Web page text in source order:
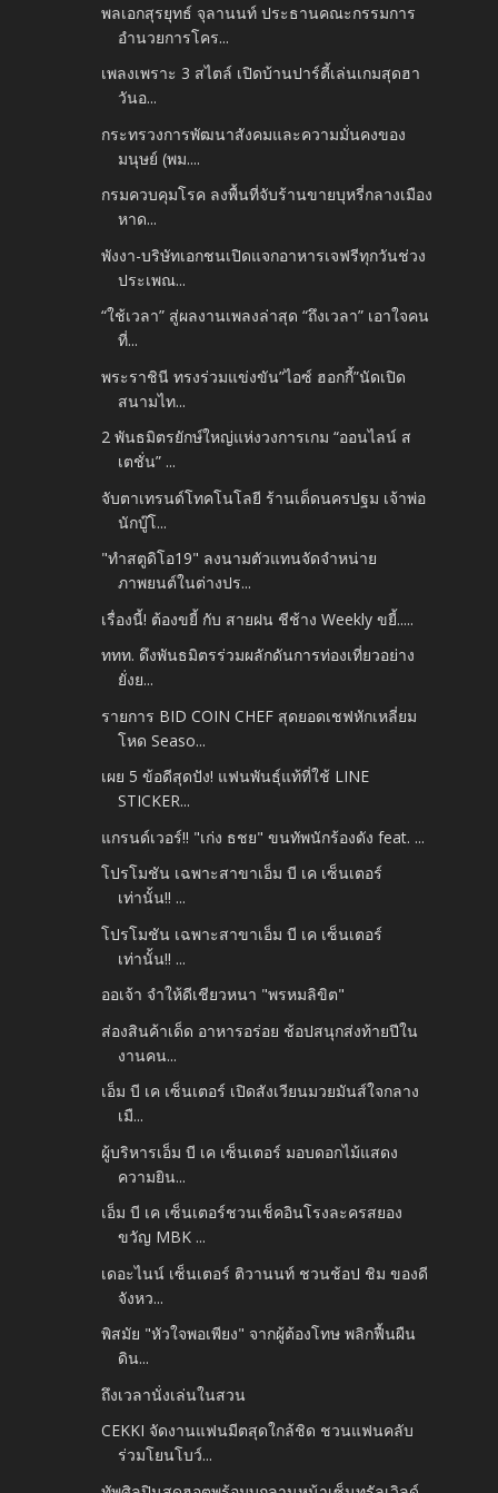
พลเอกสุรยุทธ์ จุลานนท์ ประธานคณะกรรมการ
อำนวยการโคร...
เพลงเพราะ 3 สไตล์ เปิดบ้านปาร์ตี้เล่นเกมสุดฮา
วันอ...
กระทรวงการพัฒนาสังคมและ​ความมั่นคงของ​
มนุษย์​ (พม....
กรมควบคุมโรค ลงพื้นที่จับร้านขายบุหรี่กลางเมือง
หาด...
พังงา-บริษัทเอกชนเปิดแจกอาหารเจฟรีทุกวันช่วง
ประเพณ...
“ใช้เวลา” สู่ผลงานเพลงล่าสุด “ถึงเวลา” เอาใจคน
ที่...
พระราชินี ทรงร่วมแข่งขัน”ไอซ์ ฮอกกี้”นัดเปิด
สนามไท...
2 พันธมิตรยักษ์ใหญ่แห่งวงการเกม “ออนไลน์ ส
เตชั่น” ...
จับตาเทรนด์โทคโนโลยี ร้านเด็ดนครปฐม เจ้าพ่อ
นักบู๊โ...
"ทำสตูดิโอ19" ลงนามตัวแทนจัดจำหน่าย
ภาพยนต์ในต่างปร...
เรื่องนี้! ต้องขยี้ กับ สายฝน ชีช้าง Weekly ขยี้.....
ททท. ดึงพันธมิตรร่วมผลักดันการท่องเที่ยวอย่าง
ยั่งย...
รายการ BID COIN CHEF สุดยอดเชฟหักเหลี่ยม
โหด Seaso...
เผย 5 ข้อดีสุดปัง! แฟนพันธุ์แท้ที่ใช้ LINE
STICKER...
แกรนด์เวอร์!! "เก่ง​ ธชย" ขนทัพนักร้องดัง​ feat.​ ...
โปรโมชัน เฉพาะสาขาเอ็ม บี เค เซ็นเตอร์
เท่านั้น!! ...
โปรโมชัน เฉพาะสาขาเอ็ม บี เค เซ็นเตอร์
เท่านั้น!! ...
ออเจ้า จำให้ดีเชียวหนา "พรหมลิขิต"
ส่องสินค้าเด็ด อาหารอร่อย ช้อปสนุกส่งท้ายปีใน
งานคน...
เอ็ม บี เค เซ็นเตอร์ เปิดสังเวียนมวยมันส์ใจกลาง
เมื...
ผู้บริหารเอ็ม บี เค เซ็นเตอร์ มอบดอกไม้แสดง
ความยิน...
เอ็ม บี เค เซ็นเตอร์ชวนเช็คอินโรงละครสยอง
ขวัญ MBK ...
เดอะไนน์ เซ็นเตอร์ ติวานนท์ ชวนช้อป ชิม ของดี
จังหว...
พิสมัย "หัวใจพอเพียง" จากผู้ต้องโทษ พลิกฟื้นผืน
ดิน...
ถึงเวลานั่งเล่นในสวน
CEKKI จัดงานแฟนมีตสุดใกล้ชิด ชวนแฟนคลับ
ร่วมโยนโบว์...